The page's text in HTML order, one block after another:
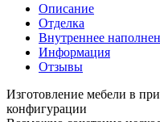
Описание
Отделка
Внутреннее
Информация
Отзывы
Изготовление мебели в
конфигурации